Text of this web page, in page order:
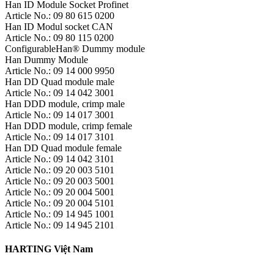
Han ID Module Socket Profinet
Article No.: 09 80 615 0200
Han ID Modul socket CAN
Article No.: 09 80 115 0200
ConfigurableHan® Dummy module
Han Dummy Module
Article No.: 09 14 000 9950
Han DD Quad module male
Article No.: 09 14 042 3001
Han DDD module, crimp male
Article No.: 09 14 017 3001
Han DDD module, crimp female
Article No.: 09 14 017 3101
Han DD Quad module female
Article No.: 09 14 042 3101
Article No.: 09 20 003 5101
Article No.: 09 20 003 5001
Article No.: 09 20 004 5001
Article No.: 09 20 004 5101
Article No.: 09 14 945 1001
Article No.: 09 14 945 2101
HARTING Việt Nam